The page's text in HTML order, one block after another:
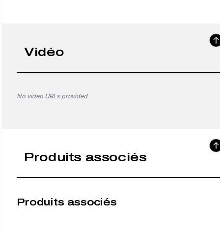
Vidéo
No video URLs provided
Produits associés
Produits associés